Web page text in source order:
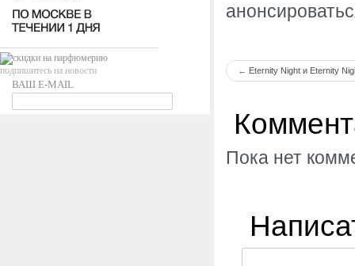
подпишитесь на новости
ВАШ E-MAIL
← Eternity Night и Eternity
Пока нет